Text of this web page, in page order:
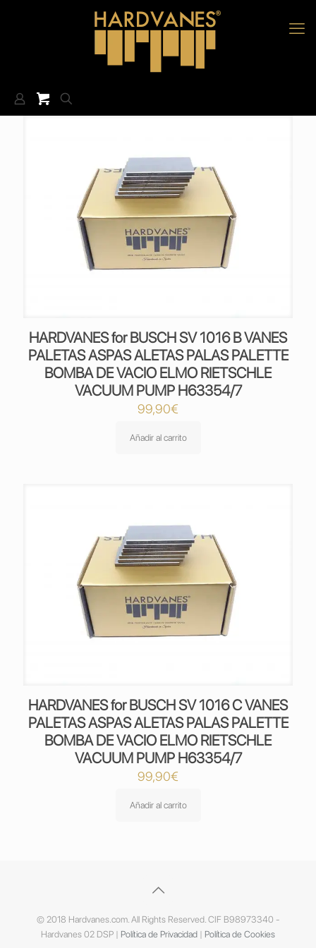
HARDVANES for BUSCH SV 1016 B VANES
PALETAS ASPAS ALETAS PALAS PALETTE
BOMBA DE VACIO ELMO RIETSCHLE
VACUUM PUMP H63354/7
99,90€
Añadir al carrito
HARDVANES for BUSCH SV 1016 C VANES
PALETAS ASPAS ALETAS PALAS PALETTE
BOMBA DE VACIO ELMO RIETSCHLE
VACUUM PUMP H63354/7
99,90€
Añadir al carrito
© 2018 Hardvanes.com. All Rights Reserved. CIF B98973340 -
Hardvanes 02 DSP | Política de Privacidad | Política de Cookies